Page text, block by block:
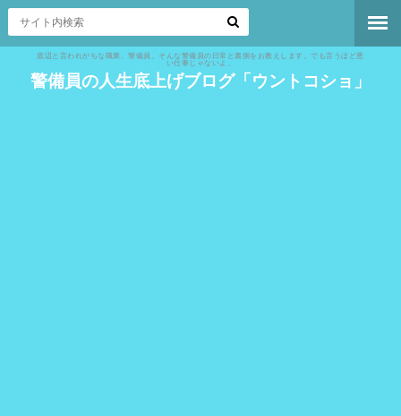
底辺と言われがちな職業、警備員。そんな警備員の日常と裏側をお教えします。でも言うほど悪
い仕事じゃないよ。
警備員の人生底上げブログ「ウントコショ」